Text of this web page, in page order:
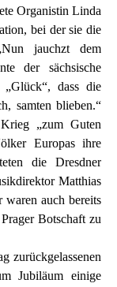
Organistin Linda
bei der sie die
jauchzt dem
der sächsische
dass die
samten blieben.“
„zum Guten
Europas ihre
die Dresdner
Matthias
waren auch bereits
Botschaft zu
zurückgelassenen
Jubiläum einige